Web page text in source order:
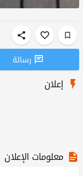
رسالة
إعلان
معلومات الإعلان